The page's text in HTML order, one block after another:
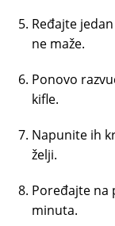
Ređajte
ne maže.
Ponovo
kifle.
Napunite ih
želji.
Poređajte na
minuta.